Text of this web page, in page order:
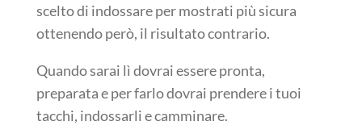
scelto di indossare per mostrati più sicura
ottenendo però, il risultato contrario.
Quando sarai lì dovrai essere pronta,
preparata e per farlo dovrai prendere i tuoi
tacchi, indossarli e camminare.